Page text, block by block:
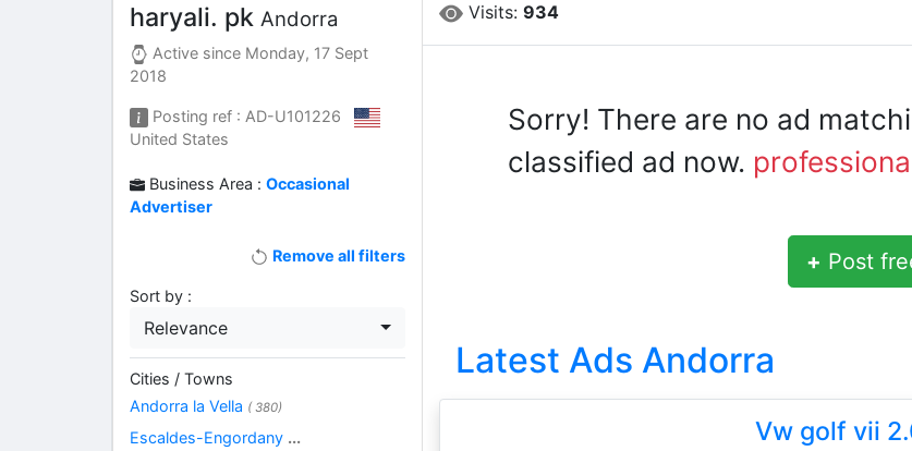
Visits: 934
Sorry! There are no ad
classified ad now.
+ Post
Latest Ads Andorra
Vw golf vii
haryali. pk Andorra
Active since Monday, 17 Sept
2018
Posting ref : AD-U101226
United States
Business Area :Occasional
Advertiser
Remove all filters
Sort by :
Relevance
Cities / Towns
Andorra la Vella ( 380)
Escaldes-Engordany ...